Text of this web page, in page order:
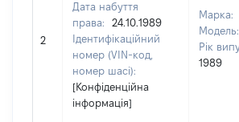
2
Дата набуття
права:
24.10.1989
Ідентифікаційний
номер (VIN-код,
номер шасі):
[Конфіденційна
інформація]
Марка:
Модель:
Рік
1989